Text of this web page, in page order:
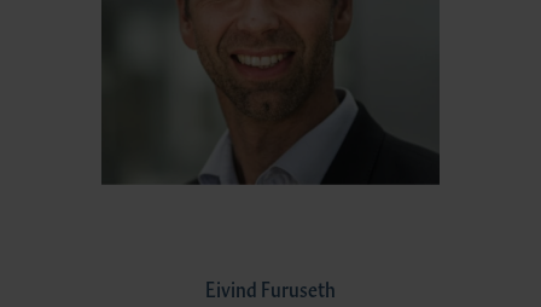
Eivind Furuseth